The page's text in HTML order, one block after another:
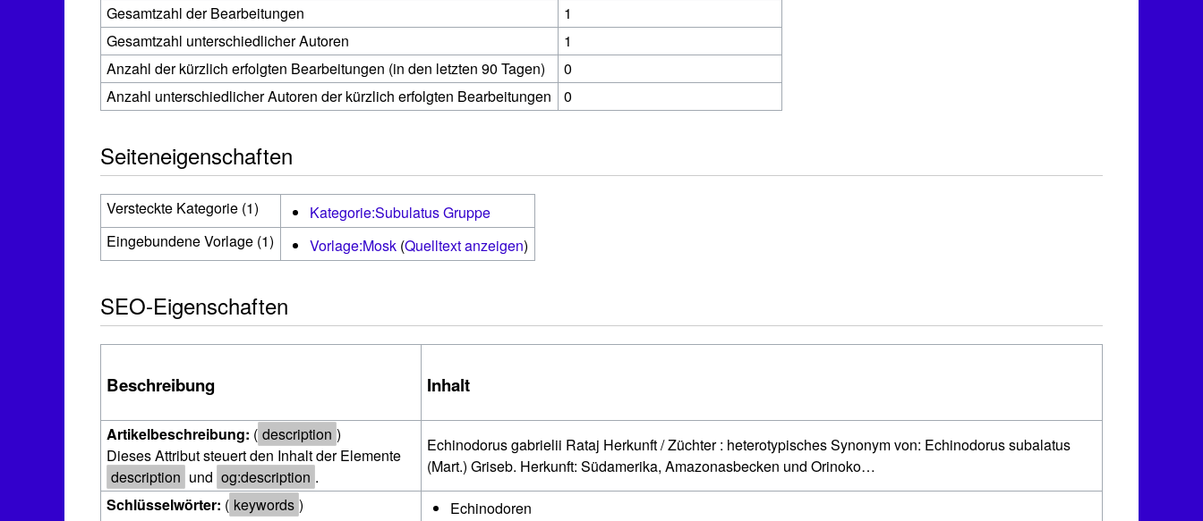
Gesamtzahl der Bearbeitungen
1
Gesamtzahl unterschiedlicher Autoren
1
Anzahl der kürzlich erfolgten Bearbeitungen (in den letzten 90 Tagen)
0
Anzahl unterschiedlicher Autoren der kürzlich erfolgten Bearbeitungen
0
Seiteneigenschaften
Versteckte Kategorie (1)
Kategorie:Subulatus Gruppe
Eingebundene Vorlage (1)
Vorlage:Mosk(Quelltext anzeigen)
SEO-Eigenschaften
Beschreibung Inhalt
Artikelbeschreibung: ( description )
Dieses Attribut steuert den Inhalt der Elemente
description und og:description .
Echinodorus gabrielii Rataj Herkunft / Züchter : heterotypisches Synonym von: Echinodorus subalatus
(Mart.) Griseb. Herkunft: Südamerika, Amazonasbecken und Orinoko…
Schlüsselwörter: ( keywords )
Echinodoren